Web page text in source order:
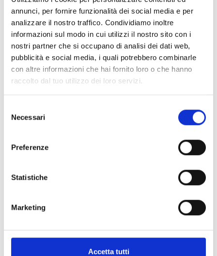
annunci, per fornire funzionalità dei social media e per
analizzare il nostro traffico. Condividiamo inoltre
informazioni sul modo in cui utilizzi il nostro sito con i
nostri partner che si occupano di analisi dei dati web,
pubblicità e social media, i quali potrebbero combinarle
con altre informazioni che hai fornito loro o che hanno
raccolto dal tuo utilizzo dei loro servizi.
delNecessari
Preferenze
Statistiche
Marketing
Accetta tutti